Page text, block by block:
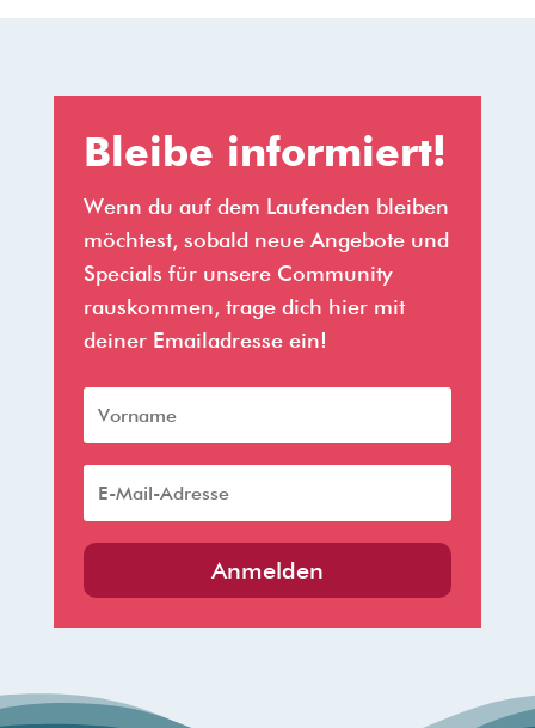
Bleibe informiert!
Wenn du auf dem Laufenden bleiben
möchtest, sobald neue Angebote und
Specials für unsere Community
rauskommen, trage dich hier mit
deiner Emailadresse ein!
Anmelden